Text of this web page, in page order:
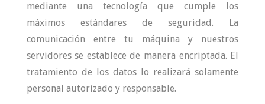
mediante una tecnología que cumple los
máximos estándares de seguridad. La
comunicación entre tu máquina y nuestros
servidores se establece de manera encriptada. El
tratamiento de los datos lo realizará solamente
personal autorizado y responsable.